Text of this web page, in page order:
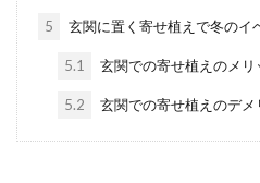
らお正月
5 玄関に置く寄せ植えで冬のイ
5.1 玄関での寄せ植えのメリ
5.2 玄関での寄せ植えのデメ